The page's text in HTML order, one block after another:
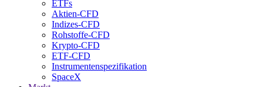
ETFs
Aktien-CFD
Indizes-CFD
Rohstoffe-CFD
Krypto-CFD
ETF-CFD
Instrumentenspezifikation
SpaceX